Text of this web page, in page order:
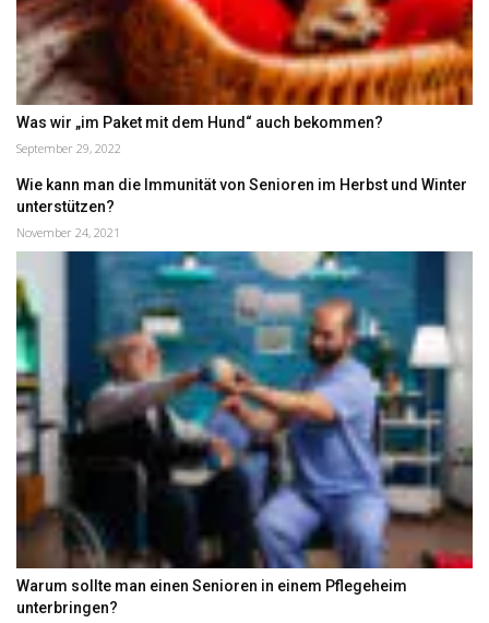
Was wir „im Paket mit dem Hund“ auch bekommen?
September 29, 2022
Wie kann man die Immunität von Senioren im Herbst und Winter
unterstützen?
November 24, 2021
Warum sollte man einen Senioren in einem Pflegeheim
unterbringen?